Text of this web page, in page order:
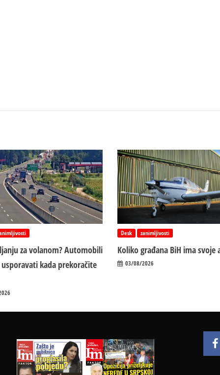
za volanom? Automobili
kada prekoračite
Desk zanimljivosti
Koliko građana BiH ima svoje
03/08/2026